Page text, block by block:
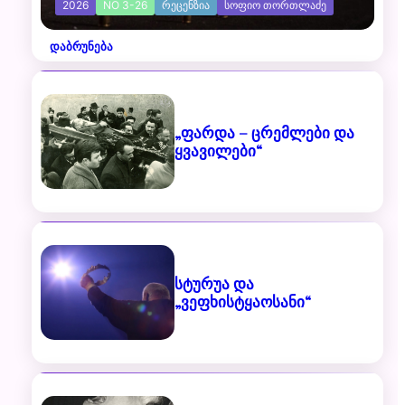
2026 NO 3-26 ᲠᲔᲪᲔᲜᲖᲘᲐ ᲡᲝᲤᲘᲝ ᲗᲝᲠᲗᲚᲐᲫᲔ
დაბრუნება
„ფარდა – ცრემლები და
ყვავილები“
სტურუა და
„ვეფხისტყაოსანი“